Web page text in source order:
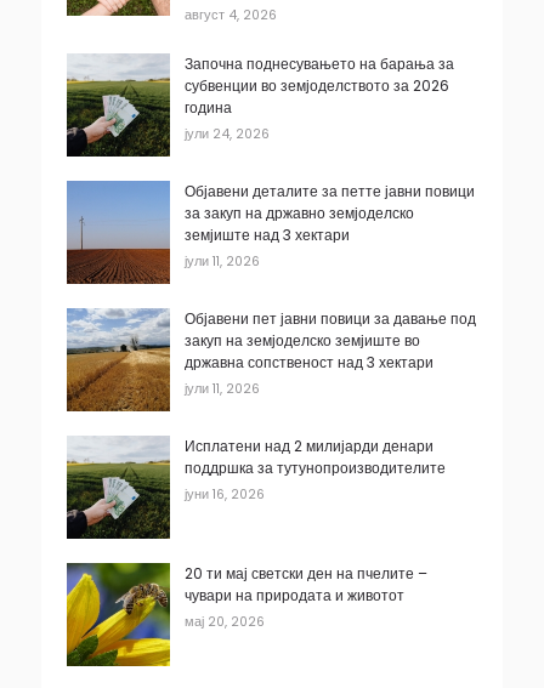
август 4, 2026
Започна поднесувањето на барања за
субвенции во земјоделството за 2026
година
јули 24, 2026
Објавени деталите за петте јавни повици
за закуп на државно земјоделско
земјиште над 3 хектари
јули 11, 2026
Објавени пет јавни повици за давање под
закуп на земјоделско земјиште во
државна сопственост над 3 хектари
јули 11, 2026
Исплатени над 2 милијарди денари
поддршка за тутунопроизводителите
јуни 16, 2026
20 ти мај светски ден на пчелите –
чувари на природата и животот
мај 20, 2026